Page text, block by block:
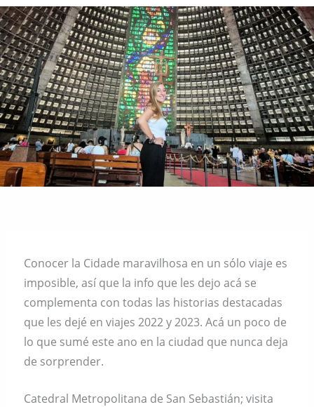
Conocer la Cidade maravilhosa en un sólo viaje es
imposible, así que la info que les dejo acá se
complementa con todas las historias destacadas
que les dejé en viajes 2022 y 2023. Acá un poco de
lo que sumé este ano en la ciudad que nunca deja
de sorprender.
Catedral Metropolitana de San Sebastián; visita